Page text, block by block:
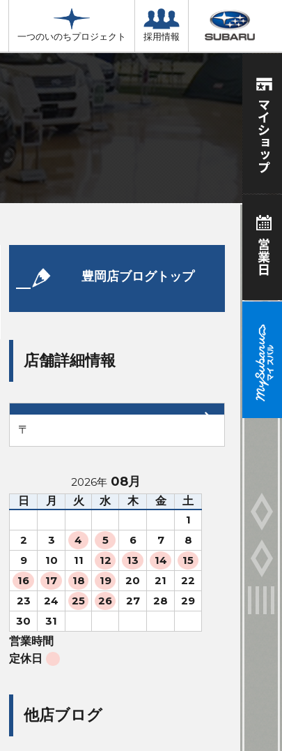
一つのいのちプロジェクト 採用情報
豊岡店ブログトップ
店舗詳細情報
〒
2026年 08月
日 月 火 水 木 金 土
1
2
3 4 5 6 7
8
9
10 11 12 13 14
15
16
17 18 19 20 21
22
23
24 25 26 27 28
29
30
31
営業時間
定休日
他店ブログ